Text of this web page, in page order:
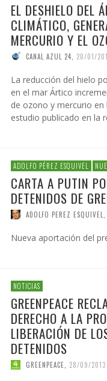
EL DESHIELO DEL
CLIMÁTICO,
MERCURIO Y EL
CANAL AZUL 24 20/01/
La reducción del hielo
en el mar Ártico
de ozono y mercurio
estudio publicado en la
ADOLFO PÉREZ ESQUIVEL
CARTA A PUTIN
DETENIDOS DE
ADOLFO PEREZ ESQUIVEL
Nueva aportación del
NOTICIAS
GREENPEACE
DERECHO A LA
LIBERACIÓN DE
DETENIDOS
GREENPEACE 28/09/2013